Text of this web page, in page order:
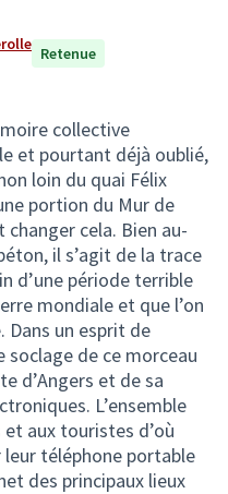
Retenue
collective
et pourtant déjà oublié,
loin du quai Félix
portion du Mur de
changer cela. Bien au-
il s’agit de la trace
d’une période terrible
mondiale et que l’on
Dans un esprit de
soclage de ce morceau
d’Angers et de sa
L’ensemble
aux touristes d’où
leur téléphone portable
des principaux lieux